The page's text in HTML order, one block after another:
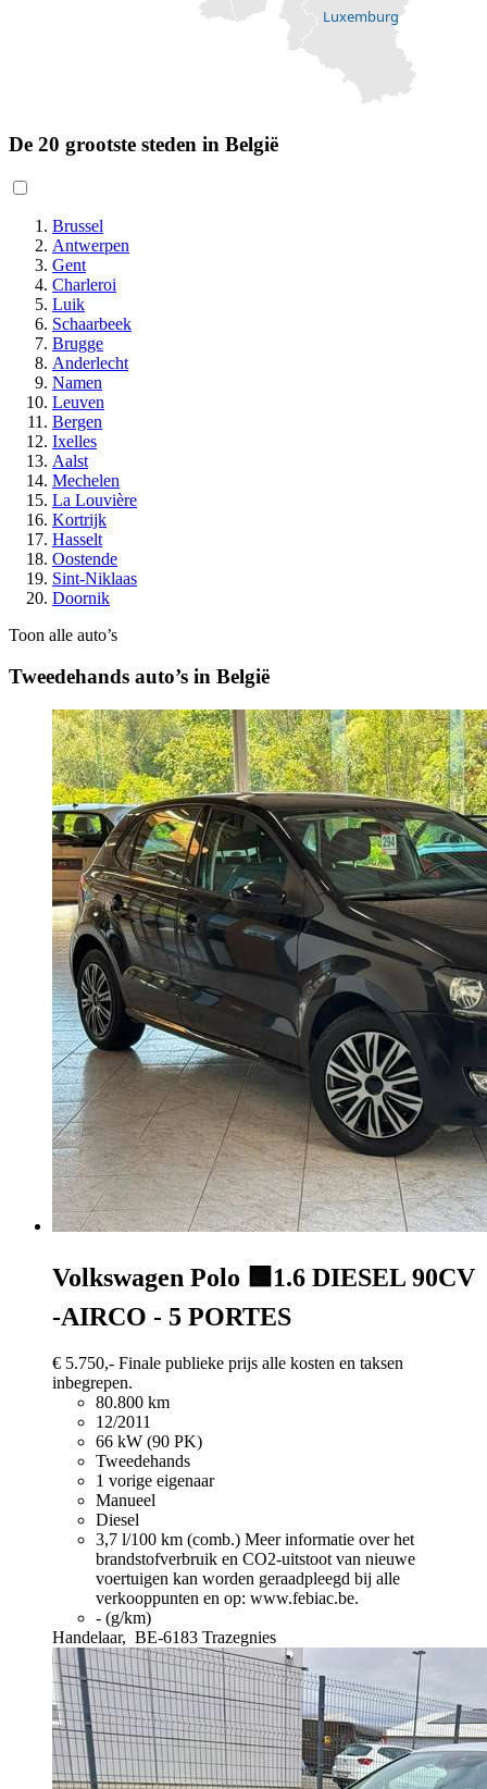
Luxemburg
De 20 grootste steden in België
Brussel
Antwerpen
Gent
Charleroi
Luik
Schaarbeek
Brugge
Anderlecht
Namen
Leuven
Bergen
Ixelles
Aalst
Mechelen
La Louvière
Kortrijk
Hasselt
Oostende
Sint-Niklaas
Doornik
Toon alle auto’s
Tweedehands auto’s in België
Volkswagen Polo 🟩1.6 DIESEL 90CV
-AIRCO - 5 PORTES
€ 5.750,- Finale publieke prijs alle kosten en taksen
inbegrepen.
80.800 km
12/2011
66 kW (90 PK)
Tweedehands
1 vorige eigenaar
Manueel
Diesel
3,7 l/100 km (comb.) Meer informatie over het
brandstofverbruik en CO2-uitstoot van nieuwe
voertuigen kan worden geraadpleegd bij alle
verkooppunten en op: www.febiac.be.
- (g/km)
Handelaar, BE-6183 Trazegnies